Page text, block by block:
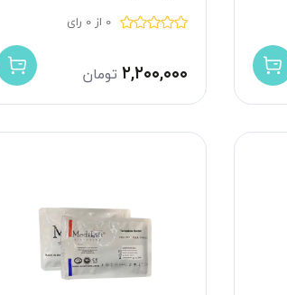
0 از 0 رای
۲,۲۰۰,۰۰۰ تومان